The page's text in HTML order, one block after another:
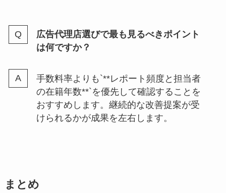
広告代理店選びで最も見るべきポイント
は何ですか？
手数料率よりも`**レポート頻度と担当者
の在籍年数**`を優先して確認することを
おすすめします。継続的な改善提案が受
けられるかが成果を左右します。
まとめ